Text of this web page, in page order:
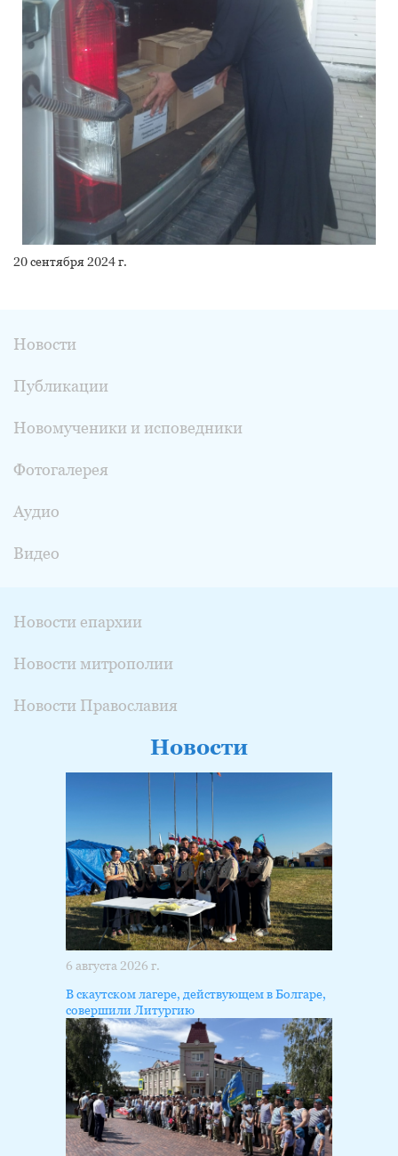
20 сентября 2024 г.
Новости
Публикации
Новомученики и исповедники
Фотогалерея
Аудио
Видео
Новости епархии
Новости митрополии
Новости Православия
Новости
6 августа 2026 г.
В скаутском лагере, действующем в Болгаре,
совершили Литургию